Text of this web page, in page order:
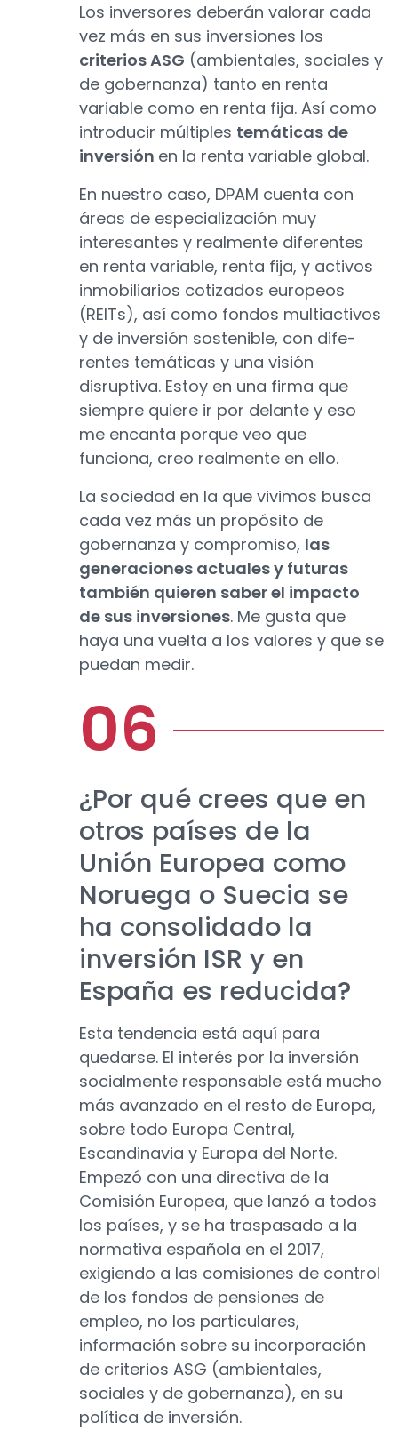
Los inversores deberán valorar cada
vez más en sus inversiones los
criterios ASG (ambientales, sociales y
de gobernanza) tanto en renta
variable como en renta fija. Así como
introducir múltiples temáticas de
inversión en la renta variable global.
En nuestro caso, DPAM cuenta con
áreas de especialización muy
interesantes y realmente diferentes
en renta variable, renta fija, y ac­tivos
inmobiliarios cotizados europeos
(REITs), así como fondos multiactivos
y de in­versión sostenible, con dife­
rentes temáticas y una visión
disruptiva. Estoy en una firma que
siempre quiere ir por delante y eso
me encanta porque veo que
funciona, creo realmente en ello.
La sociedad en la que vivimos busca
cada vez más un propósito de
gobernanza y compromiso, las
generaciones actuales y futuras
también quieren saber el impacto
de sus inversiones. Me gusta que
haya una vuelta a los valores y que se
puedan medir.
¿Por qué crees que en
otros países de la
Unión Europea como
Noruega o Suecia se
ha consolidado la
inversión ISR y en
España es reducida?
Esta tendencia está aquí para
quedarse. El interés por la inversión
socialmente responsable está mucho
más avanzado en el resto de Europa,
sobre todo Europa Central,
Escandinavia y Europa del Norte.
Empezó con una directiva de la
Comisión Europea, que lanzó a todos
los países, y se ha traspasado a la
normativa española en el 2017,
exigiendo a las comisiones de control
de los fondos de pensiones de
empleo, no los particulares,
información sobre su incorporación
de criterios ASG (ambientales,
sociales y de gobernanza), en su
política de inversión.